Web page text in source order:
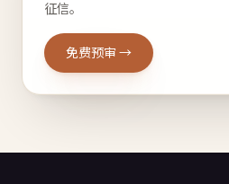
征信。
免费预审 →